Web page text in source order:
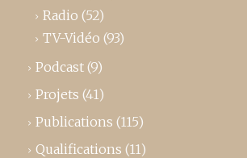
Radio (52)
TV-Vidéo (93)
Podcast (9)
Projets (41)
Publications (115)
Qualifications (11)